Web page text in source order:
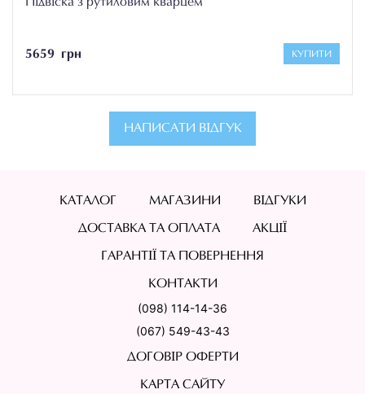
5659 грн КУПИТИ
НАПИСАТИ ВІДГУК
КАТАЛОГ МАГАЗИНИ ВІДГУКИ
ДОСТАВКА ТА ОПЛАТА АКЦІЇ
ГАРАНТІЇ ТА ПОВЕРНЕННЯ
КОНТАКТИ
(098) 114-14-36
(067) 549-43-43
ДОГОВІР ОФЕРТИ
КАРТА САЙТУ